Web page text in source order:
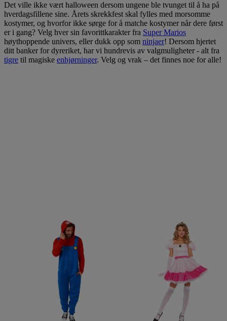
Det ville ikke vært halloween dersom ungene ble tvunget til å ha på
hverdagsfillene sine. Årets skrekkfest skal fylles med morsomme
kostymer, og hvorfor ikke sørge for å matche kostymer når dere først
er i gang? Velg hver sin favorittkarakter fra Super Marios
høythoppende univers, eller dukk opp som ninjaer! Dersom hjertet
ditt banker for dyreriket, har vi hundrevis av valgmuligheter - alt fra
tigre til magiske enhjørninger. Velg og vrak – det finnes noe for alle!